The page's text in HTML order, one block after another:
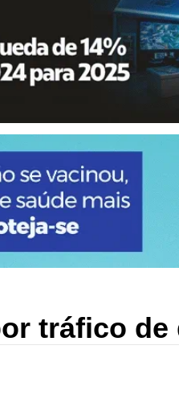
tráfico